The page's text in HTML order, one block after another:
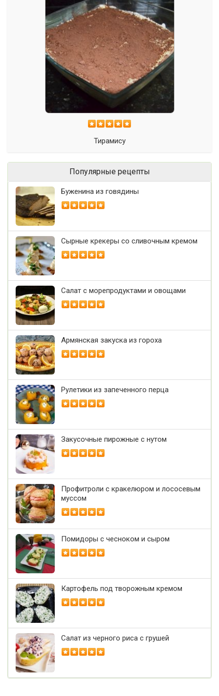
Тирамису
Популярные рецепты
Буженина из говядины
Сырные крекеры со сливочным кремом
Салат с морепродуктами и овощами
Армянская закуска из гороха
Рулетики из запеченного перца
Закусочные пирожные с нутом
Профитроли с кракелюром и лососевым
муссом
Помидоры с чесноком и сыром
Картофель под творожным кремом
Салат из черного риса с грушей